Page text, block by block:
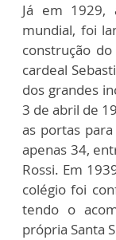
Já em 1929,
mundial, foi
construção
cardeal
dos grandes
3 de abril de
as portas
apenas 34,
Rossi. Em
colégio foi
tendo o
própria Santa